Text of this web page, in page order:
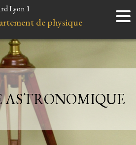
Accueil
Instruments
Minéraux
Liens et ressources
Lyon 1
de physique